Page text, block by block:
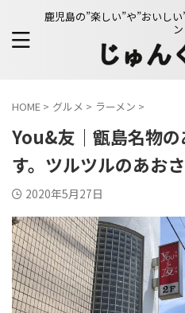
鹿児島の”楽しい”や”おいし
ン
HOME > グルメ > ラーメン >
You&友｜甑島名物
す。ツルツルのあお
2020年5月27日